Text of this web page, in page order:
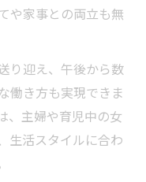
や家事との両立も無
り迎え、午後から数
働き方も実現できま
、主婦や育児中の女
生活スタイルに合わ